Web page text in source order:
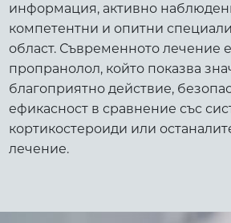
информация, активно
компетентни и опитни
област. Съвременното лечение
пропранолол, който показва
благоприятно действие,
ефикасност в сравнение със
кортикостероиди или
лечение.